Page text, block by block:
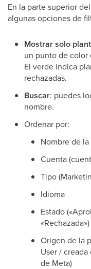
En la parte superior
algunas opciones de
Mostrar solo
un punto de color
El verde indica
rechazadas.
Buscar: puedes
nombre.
Ordenar por:
Nombre de
Cuenta
Tipo
Idioma
Estado
«Rechazada»)
Origen de la
User /
de Meta)